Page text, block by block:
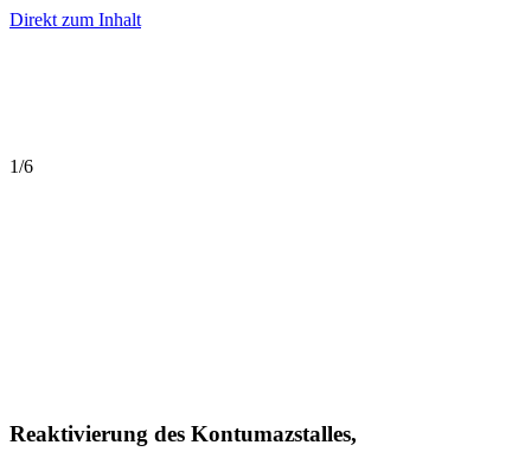
Direkt zum Inhalt
1/6
Reaktivierung des Kontumazstalles,